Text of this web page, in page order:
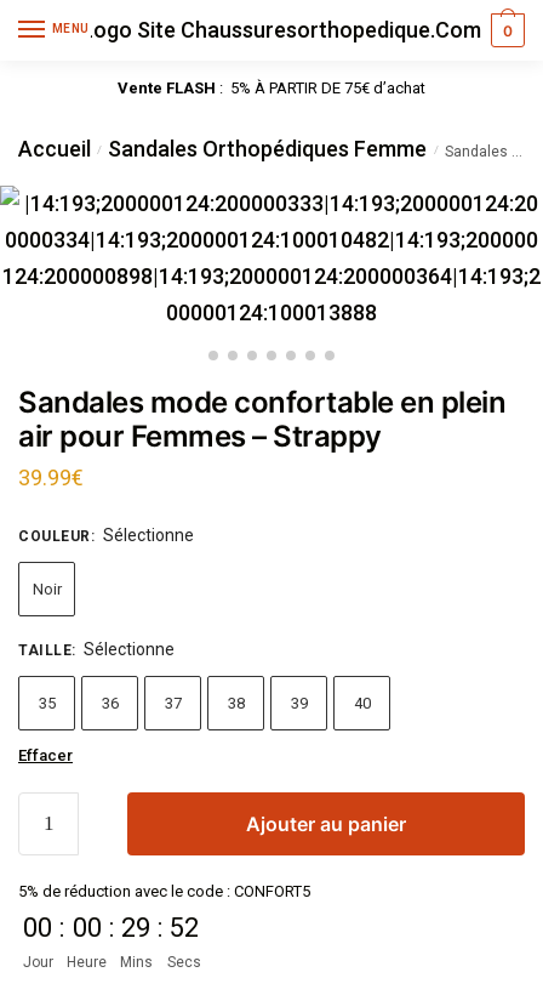
MENU 0
Vente FLASH : 5% À PARTIR DE 75€ d’achat
Accueil / Sandales Orthopédiques Femme / Sandales mode confortable en plein air pour Femmes – Strappy
Sandales mode confortable en plein
air pour Femmes – Strappy
39.99€
COULEUR : Sélectionne
Noir
TAILLE: Sélectionne
35 36 37 38 39 40
Effacer
Ajouter au panier
5% de réduction avec le code : CONFORT5
00
Jour
: 00
Heure
: 29
Mins
: 51
Secs